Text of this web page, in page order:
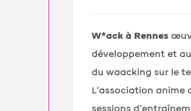
W*ack à Rennes
développement et
du waacking sur le
L’association anime
sessions